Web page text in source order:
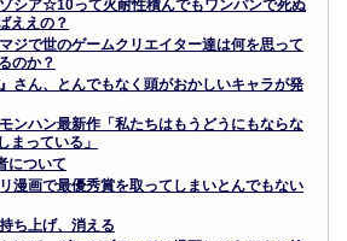
ゾシア☆10って火耐性積んでもワンパンで死ぬ
ええの？
ジで世のゲームクリエイター達は何を思って
のか？
さん、とんでもなく頭がおかしいキャラが発
ンハン最新作「私たちはもうどうにもならな
まっている」
について
漫画で最優秀賞を取ってしまいとんでもない
ち上げ、消える